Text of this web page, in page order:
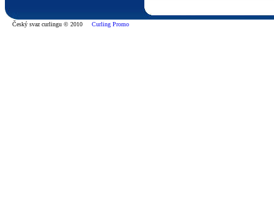
Český svaz curlingu © 2010 Curling Promo